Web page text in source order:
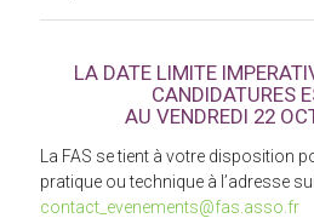
LA DATE LIMITE
CANDIDATURES
AU VENDREDI 22
La FAS se tient à votre disposition
pratique ou technique à l’adresse
contact_evenements@fas.asso.fr